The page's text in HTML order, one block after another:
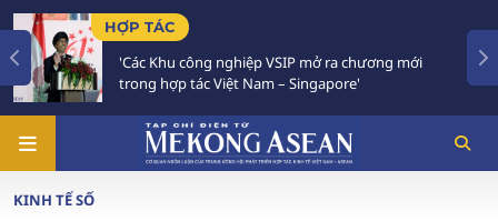
HỢP TÁC
'Các Khu công nghiệp VSIP mở ra chương mới
trong hợp tác Việt Nam – Singapore'
KINH TẾ SỐ